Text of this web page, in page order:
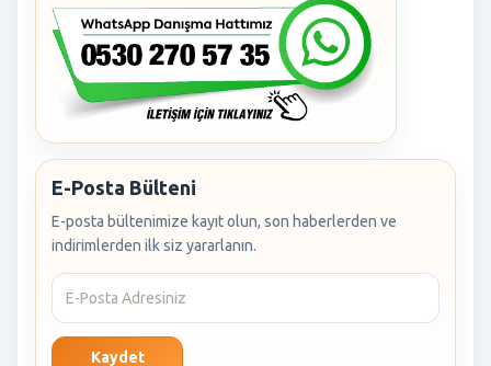
E-Posta Bülteni
E-posta bültenimize kayıt olun, son haberlerden ve
indirimlerden ilk siz yararlanın.
Kaydet